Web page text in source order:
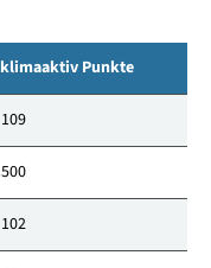
klimaaktiv Punkte
109
500
102